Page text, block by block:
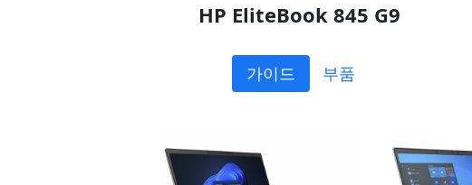
HP EliteBook 845 G9
가이드 부품